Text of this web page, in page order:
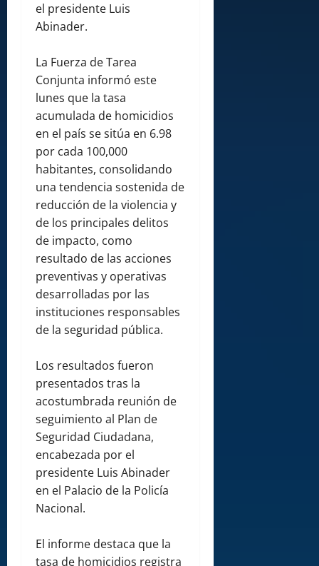
el presidente Luis
Abinader.
La Fuerza de Tarea
Conjunta informó este
lunes que la tasa
acumulada de homicidios
en el país se sitúa en 6.98
por cada 100,000
habitantes, consolidando
una tendencia sostenida de
reducción de la violencia y
de los principales delitos
de impacto, como
resultado de las acciones
preventivas y operativas
desarrolladas por las
instituciones responsables
de la seguridad pública.
Los resultados fueron
presentados tras la
acostumbrada reunión de
seguimiento al Plan de
Seguridad Ciudadana,
encabezada por el
presidente Luis Abinader
en el Palacio de la Policía
Nacional.
El informe destaca que la
tasa de homicidios registra